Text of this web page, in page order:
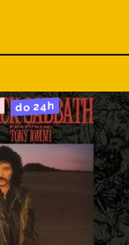
do 24h